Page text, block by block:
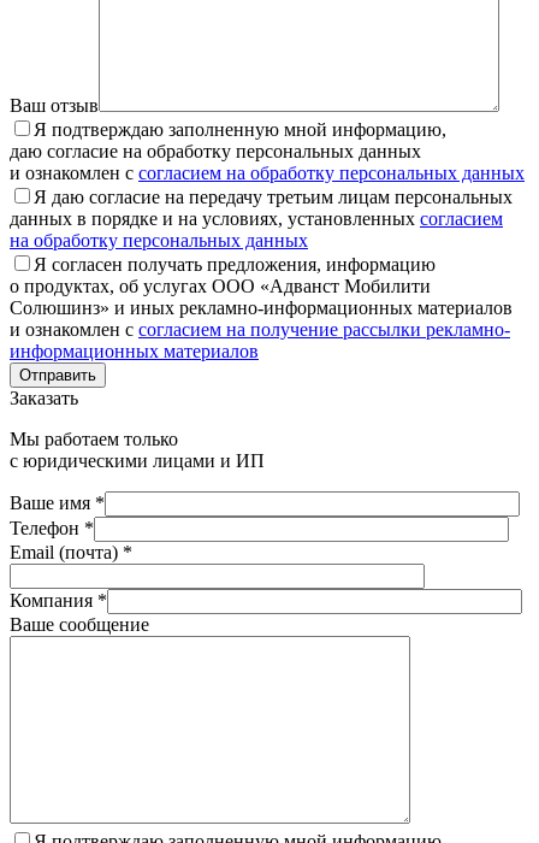
Ваш отзыв
Я подтверждаю заполненную мной информацию,
даю согласие на обработку персональных данных
и ознакомлен с согласием на обработку персональных данных
Я даю согласие на передачу третьим лицам персональных
данных в порядке и на условиях, установленных согласием
на обработку персональных данных
Я согласен получать предложения, информацию
о продуктах, об услугах ООО «Адванст Мобилити
Солюшинз» и иных рекламно-информационных материалов
и ознакомлен с согласием на получение рассылки рекламно-
информационных материалов
Отправить
Заказать
Мы работаем только
с юридическими лицами и ИП
Ваше имя *
Телефон *
Email (почта) *
Компания *
Ваше сообщение